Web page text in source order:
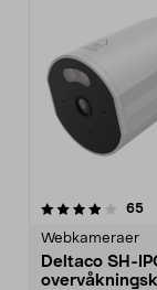
65
Webkameraer
Deltaco SH-
4.0 av 5